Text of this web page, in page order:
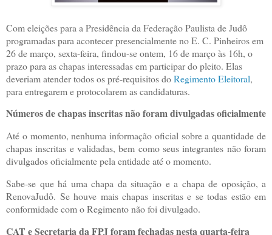
Com eleições para a Presidência da Federação Paulista de Judô
programadas para acontecer presencialmente no E. C. Pinheiros em
26 de março, sexta-feira, findou-se ontem, 16 de março às 16h, o
prazo para as chapas interessadas em participar do pleito. Elas
deveriam atender todos os pré-requisitos doRegimento Eleitoral,
para entregarem e protocolarem as candidaturas.
Números de chapas inscritas não foram divulgadas oficialmente
Até o momento, nenhuma informação oficial sobre a quantidade de
chapas inscritas e validadas, bem como seus integrantes não foram
divulgados oficialmente pela entidade até o momento.
Sabe-se que há uma chapa da situação e a chapa de oposição, a
RenovaJudô. Se houve mais chapas inscritas e se todas estão em
conformidade com o Regimento não foi divulgado.
CAT e Secretaria da FPJ foram fechadas nesta quarta-feira